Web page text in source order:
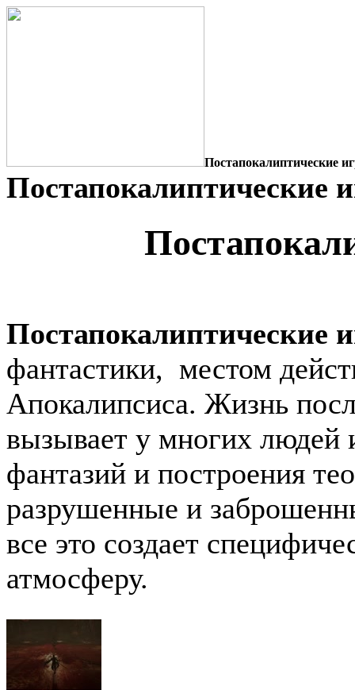
Постапокалиптические
Постапокалиптические
Постапокалиптические
фантастики, местом
Апокалипсиса. Жизнь
вызывает у многих людей
фантазий и построения
разрушенные и
все это создает
атмосферу.